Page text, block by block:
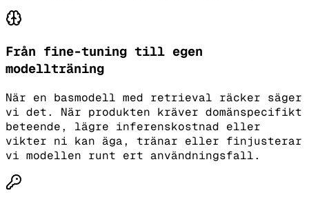
Från fine-tuning till egen
modellträning
När en basmodell med retrieval räcker säger
vi det. När produkten kräver domänspecifikt
beteende, lägre inferenskostnad eller
vikter ni kan äga, tränar eller finjusterar
vi modellen runt ert användningsfall.